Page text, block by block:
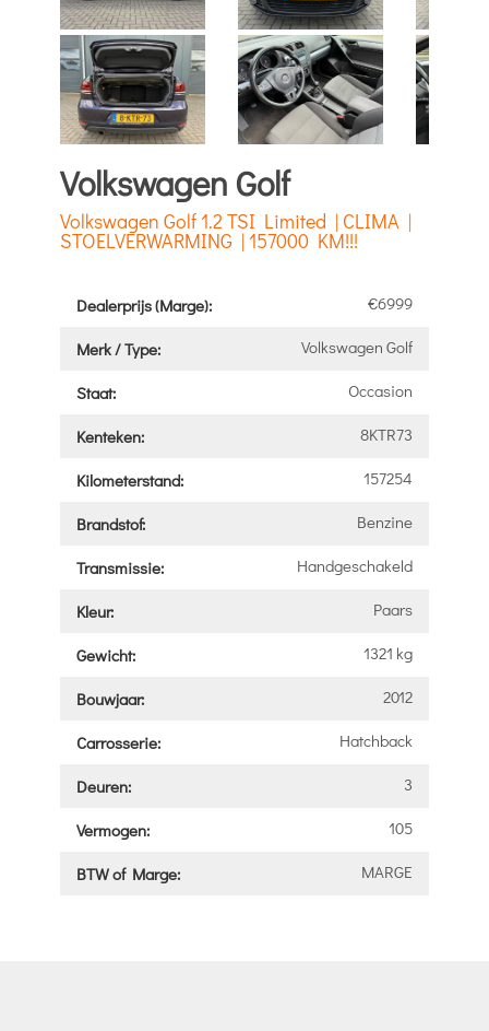
Volkswagen Golf
Volkswagen Golf 1.2 TSI Limited | CLIMA |
STOELVERWARMING | 157000 KM!!!
Dealerprijs (Marge): €6999
Merk / Type: Volkswagen Golf
Staat: Occasion
Kenteken: 8KTR73
Kilometerstand: 157254
Brandstof: Benzine
Transmissie: Handgeschakeld
Kleur: Paars
Gewicht: 1321 kg
Bouwjaar: 2012
Carrosserie: Hatchback
Deuren: 3
Vermogen: 105
BTW of Marge: MARGE